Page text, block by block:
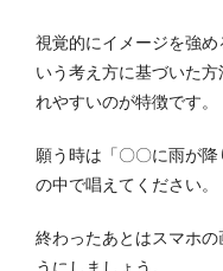
視覚的にイメージを強
いう考え方に基づいた
れやすいのが特徴です。
願う時は「〇〇に雨が
の中で唱えてください。
終わったあとはスマホ
うにしましょう。